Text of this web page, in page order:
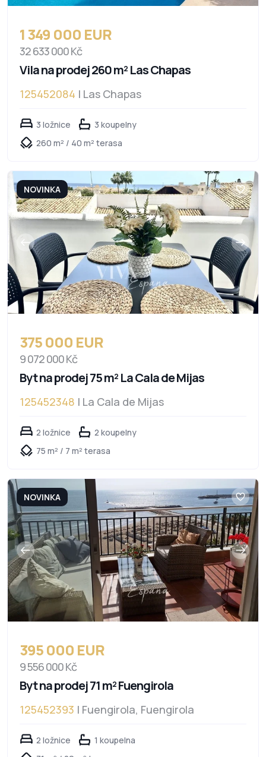
1 349 000 EUR
32 633 000 Kč
Vila na prodej 260 m² Las Chapas
125452084 | Las Chapas
3 ložnice
3 koupelny
260 m² / 40 m² terasa
NOVINKA
375 000 EUR
9 072 000 Kč
Byt na prodej 75 m² La Cala de Mijas
125452348 | La Cala de Mijas
2 ložnice
2 koupelny
75 m² / 7 m² terasa
NOVINKA
395 000 EUR
9 556 000 Kč
Byt na prodej 71 m² Fuengirola
125452393 | Fuengirola, Fuengirola
2 ložnice
1 koupelna